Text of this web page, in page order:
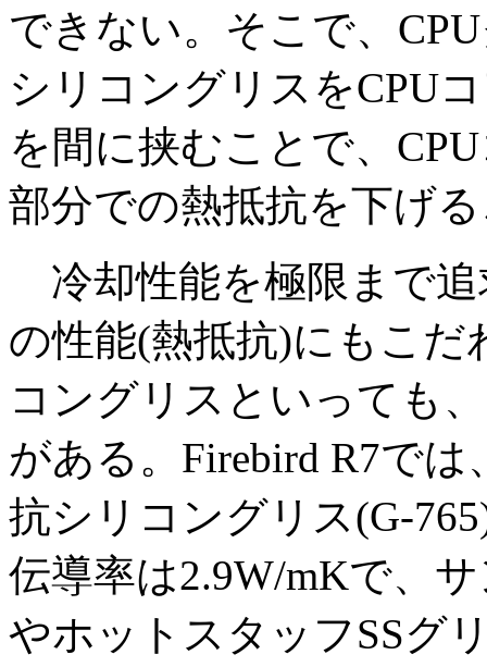
できない。そこで、
シリコングリスをCPU
を間に挟むことで、
部分での熱抵抗を下げ
冷却性能を極限まで
の性能(熱抵抗)にもこ
コングリスといっても
がある。Firebird R7で
抗シリコングリス(G-
伝導率は2.9W/mKで、
やホットスタッフSSグ